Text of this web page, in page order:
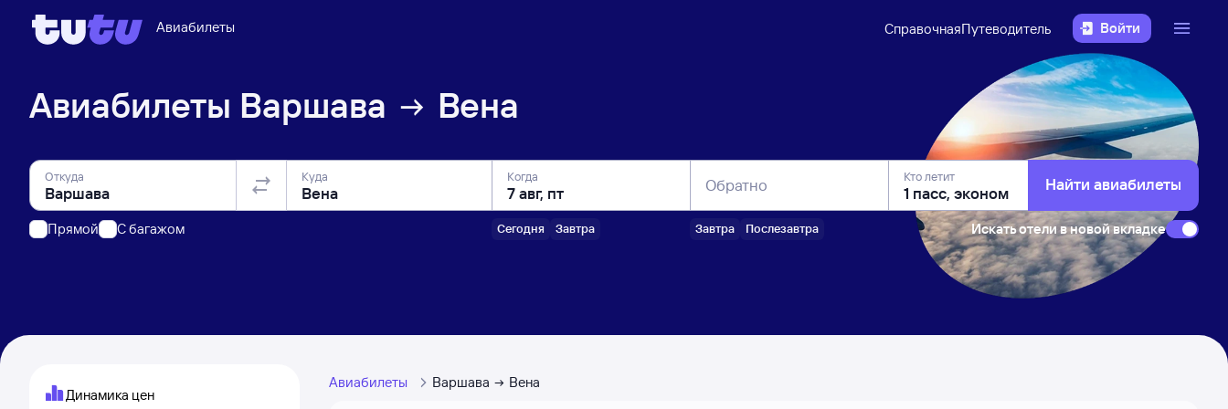
Авиабилеты СправочнаяПутеводитель Войти
Авиабилеты Варшава Вена
Откуда
Прямой C багажом
Куда Когда
Сегодня Завтра
Обратно
Завтра Послезавтра
Кто летит Найти авиабилеты
Искать отели в новой вкладке
Динамика цен
Авиабилеты Варшава Вена